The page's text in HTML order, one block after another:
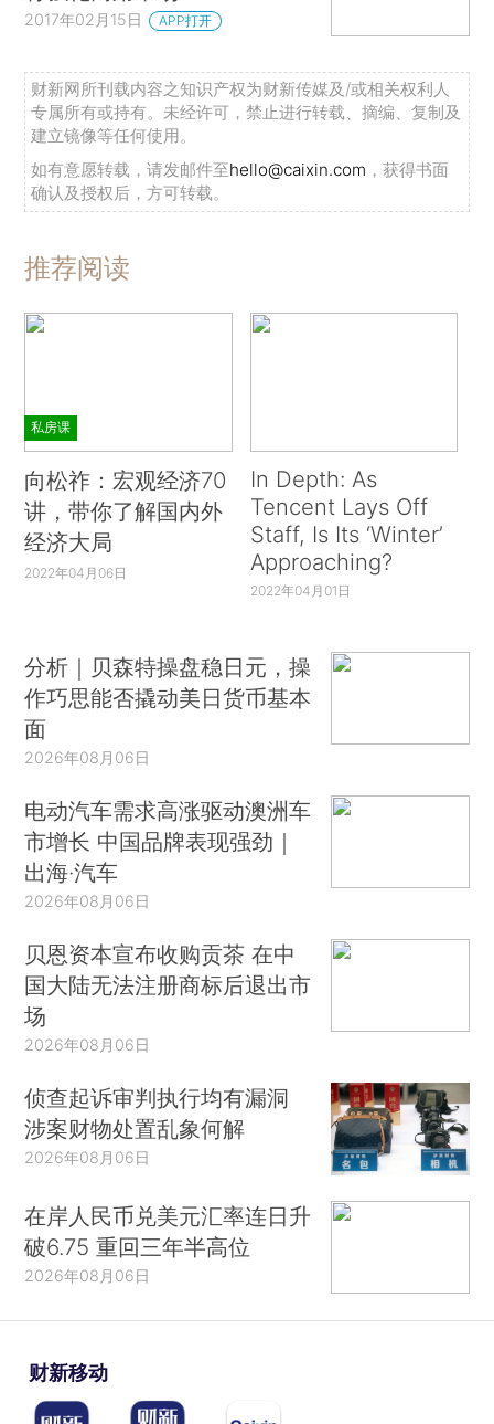
2017年02月15日 APP打开
财新网所刊载内容之知识产权为财新传媒及/或相关权利人
专属所有或持有。未经许可，禁止进行转载、摘编、复制及
建立镜像等任何使用。
如有意愿转载，请发邮件至hello@caixin.com ，获得书面
确认及授权后，方可转载。
推荐阅读
私房课
向松祚：宏观经济70
讲，带你了解国内外
经济大局
2022年04月06日
In Depth: As
Tencent Lays Off
Staff, Is Its ‘Winter’
Approaching?
2022年04月01日
分析｜贝森特操盘稳日元，操
作巧思能否撬动美日货币基本
面
2026年08月06日
电动汽车需求高涨驱动澳洲车
市增长 中国品牌表现强劲｜
出海·汽车
2026年08月06日
贝恩资本宣布收购贡茶 在中
国大陆无法注册商标后退出市
场
2026年08月06日
侦查起诉审判执行均有漏洞
涉案财物处置乱象何解
2026年08月06日
在岸人民币兑美元汇率连日升
破6.75 重回三年半高位
2026年08月06日
财新移动